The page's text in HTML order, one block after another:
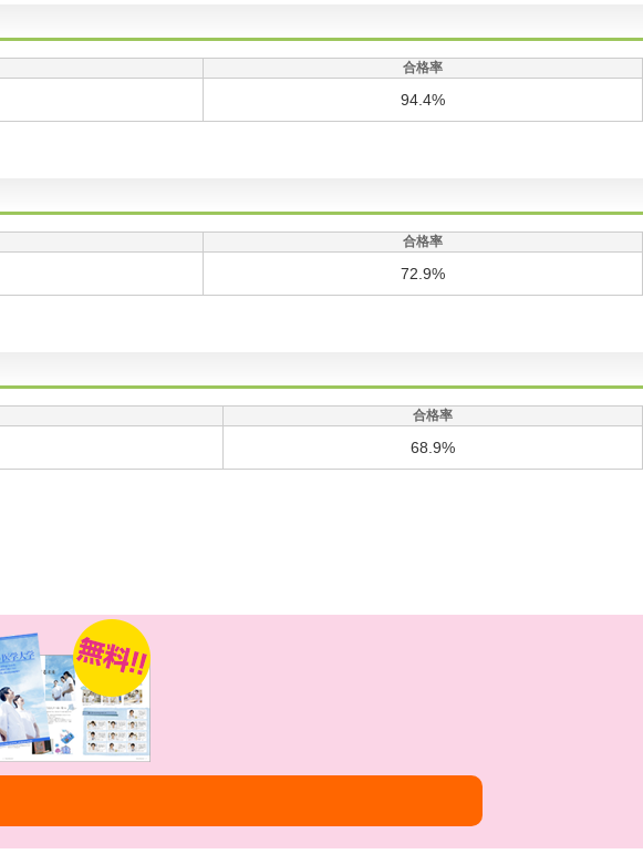
合格率
94.4%
合格率
72.9%
合格率
68.9%